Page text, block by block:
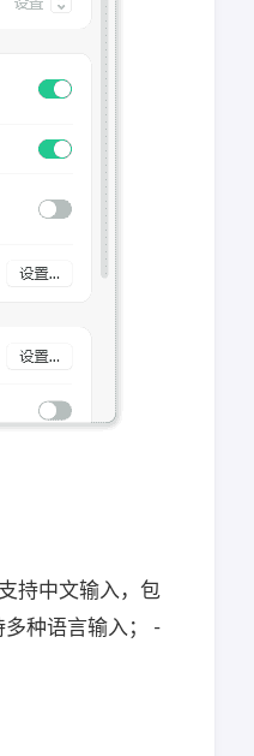
持中文输入，包
种语言输入； -